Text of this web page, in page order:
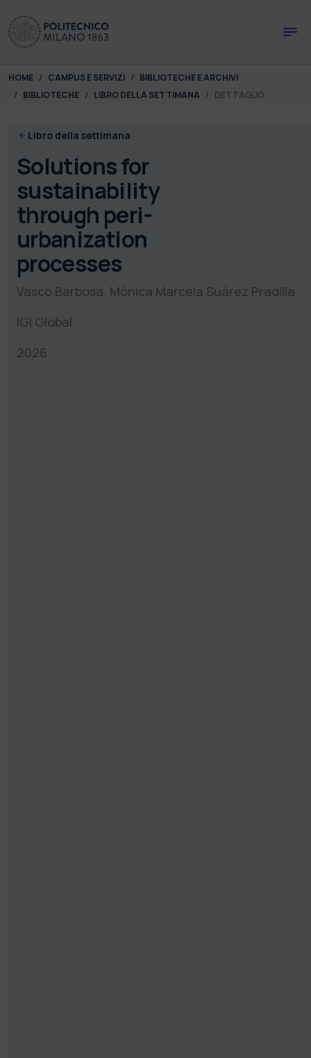
You are here:
HOME CAMPUS E SERVIZI
BIBLIOTECHE E ARCHIVI
BIBLIOTECHE
LIBRO DELLA SETTIMANA DETTAGLIO
Libro della settimana
Solutions for
sustainability
through peri-
urbanization
processes
Vasco Barbosa, Mónica Marcela Suárez Pradilla
IGI Global
2026